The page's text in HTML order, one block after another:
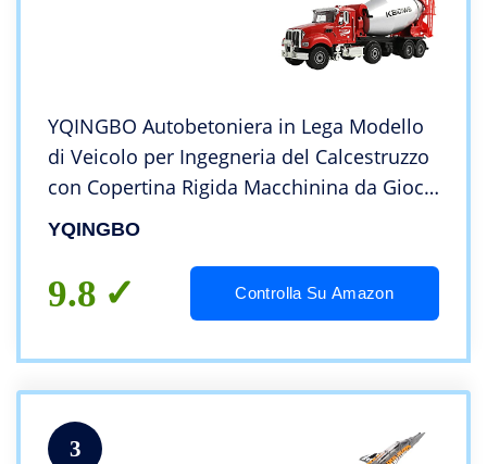
YQINGBO Autobetoniera in Lega Modello
di Veicolo per Ingegneria del Calcestruzzo
con Copertina Rigida Macchinina da Gioco
per Bambini 1/50 Modello di Auto di
Trasporto del Sito Statico
YQINGBO
9.8 Controlla Su Amazon
3